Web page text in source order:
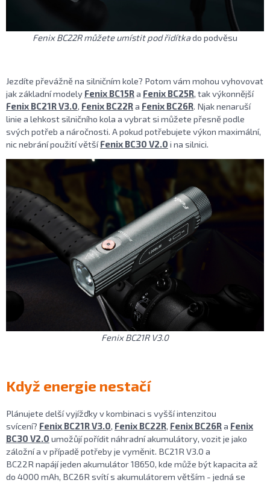
Fenix BC22R můžete umístit pod řidítkado podvěsu
Jezdíte převážně na silničním kole? Potom vám mohou vyhovovat
jak základní modely Fenix BC15Ra Fenix BC25R , tak výkonnější
Fenix BC21R V3.0 Fenix BC22Ra Fenix BC26R . Njak nenaruší
linie a lehkost silničního kola a vybrat si můžete přesně podle
svých potřeb a náročnosti. A pokud potřebujete výkon maximální,
nic nebrání použití většíFenix BC30 V2.0 i na silnici.
Fenix BC21R V3.0
Když energie nestačí
Plánujete delší vyjížďky v kombinaci s vyšší intenzitou
svícení? Fenix BC21R V3.0, Fenix BC22R, Fenix BC26Ra Fenix
BC30 V2.0 umožůjí pořídit náhradní akumulátory, vozit je jako
záložní a v případě potřeby je vyměnit. BC21R V3.0 a
BC22R napájí jeden akumulátor 18650, kde může být kapacita až
do 4000 mAh, BC26R svítí s akumulátorem větším - jedná se